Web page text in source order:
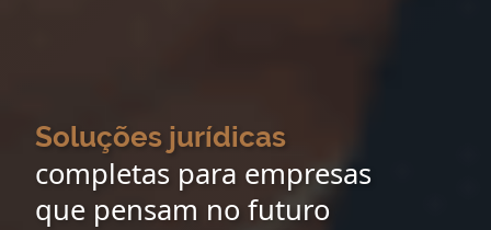
Soluções jurídicas
completas para empresas
que pensam no futuro